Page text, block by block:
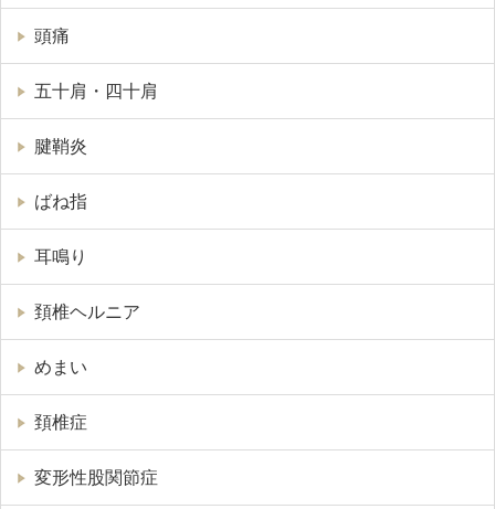
頭痛
五十肩・四十肩
腱鞘炎
ばね指
耳鳴り
頚椎ヘルニア
めまい
頚椎症
変形性股関節症